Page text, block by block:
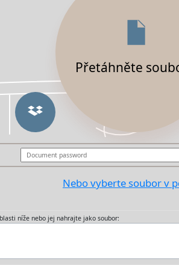
Přetáhněte
Nebo vyberte soubor v
níže nebo jej nahrajte jako soubor: